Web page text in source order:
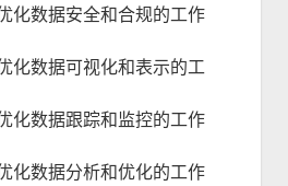
化数据安全和合规的工作
化数据可视化和表示的工
化数据跟踪和监控的工作
化数据分析和优化的工作